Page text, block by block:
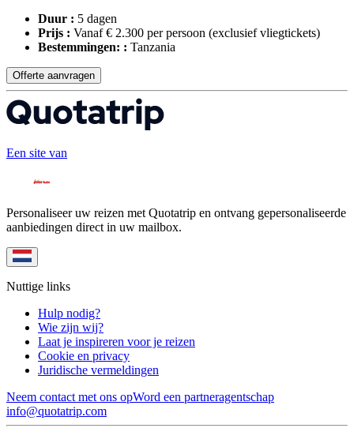
Duur : 5 dagen
Prijs : Vanaf € 2.300 per persoon (exclusief vliegtickets)
Bestemmingen: : Tanzania
Offerte aanvragen
Een site van
Personaliseer uw reizen met Quotatrip en ontvang gepersonaliseerde
aanbiedingen direct in uw mailbox.
Nuttige links
Hulp nodig?
Wie zijn wij?
Laat je inspireren voor je reizen
Cookie en privacy
Juridische vermeldingen
Neem contact met ons opWord een partneragentschap
info@quotatrip.com